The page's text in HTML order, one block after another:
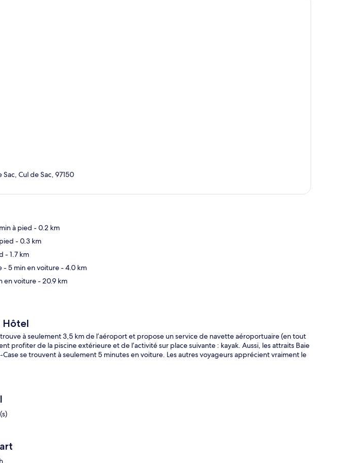
Sac, Cul de Sac, 97150
à pied - 0.2 km
- 0.3 km
- 1.7 km
- 5 min en voiture- 4.0 km
en voiture- 20.9 km
Hôtel
à seulement 3,5 km de l’aéroport et propose un service de navette aéroportuaire (en tout
profiter de la piscine extérieure et de l’activité sur place suivante : kayak. Aussi, les attraits Baie
se trouvent à seulement 5 minutes en voiture. Les autres voyageurs apprécient vraiment le